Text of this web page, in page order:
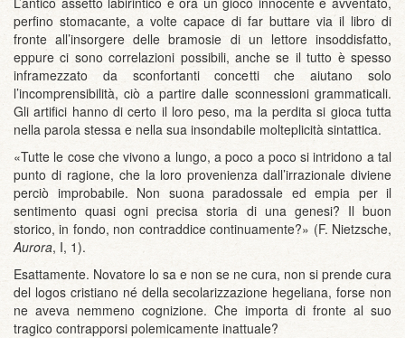
perfino stomacante, a volte capace di far buttare via il libro di
fronte all’insorgere delle bramosie di un lettore insoddisfatto,
eppure ci sono correlazioni possibili, anche se il tutto è spesso
inframezzato da sconfortanti concetti che aiutano solo
l’incomprensibilità, ciò a partire dalle sconnessioni grammaticali.
Gli artifici hanno di certo il loro peso, ma la perdita si gioca tutta
nella parola stessa e nella sua insondabile molteplicità sintattica.
«Tutte le cose che vivono a lungo, a poco a poco si intridono a tal
punto di ragione, che la loro provenienza dall’irrazionale diviene
perciò improbabile. Non suona paradossale ed empia per il
sentimento quasi ogni precisa storia di una genesi? Il buon
storico, in fondo, non contraddice continuamente?» (F. Nietzsche,
Aurora, I, 1).
Esattamente. Novatore lo sa e non se ne cura, non si prende cura
del logos cristiano né della secolarizzazione hegeliana, forse non
ne aveva nemmeno cognizione. Che importa di fronte al suo
tragico contrapporsi polemicamente inattuale?